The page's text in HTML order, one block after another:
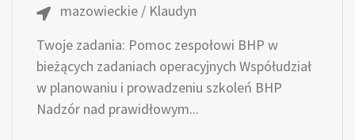
mazowieckie / Klaudyn
Twoje zadania: Pomoc zespołowi BHP w
bieżących zadaniach operacyjnych Współudział
w planowaniu i prowadzeniu szkoleń BHP
Nadzór nad prawidłowym...